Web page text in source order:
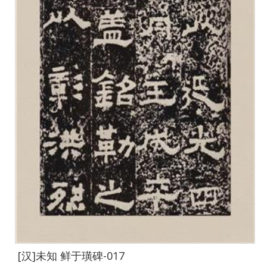
[汉]未知 鲜于璜碑-017